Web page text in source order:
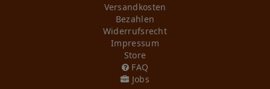
Versandkosten
Bezahlen
Widerrufs­recht
Impressum
Store
FAQ
Jobs